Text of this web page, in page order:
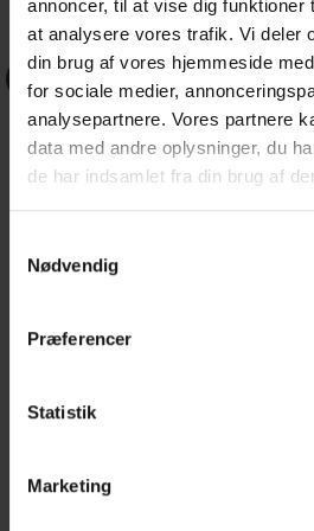
annoncer, til at vise dig funktioner
at analysere vores trafik. Vi deler
din brug af vores hjemmeside
for sociale medier,
analysepartnere. Vores partnere
data med andre oplysninger, du
de har indsamlet fra din brug af
Nødvendig
Præferencer
Statistik
Marketing
Gozzip
419,97 kr